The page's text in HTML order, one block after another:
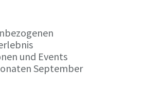
und Events
September